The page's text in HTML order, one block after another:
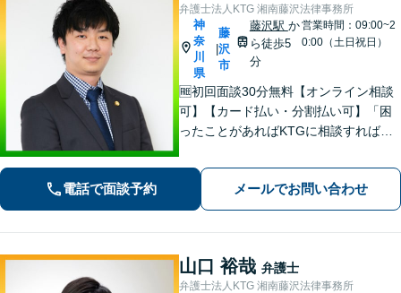
弁護士法人KTG 湘南藤沢法律事務所
神
奈
川
県
|
藤
沢
市
藤沢駅 か
ら徒歩5
分
営業時間：09:00~2
0:00（土日祝日）
🆓初回面談30分無料【オンライン相談
可】【カード払い・分割払い可】「困
ったことがあればKTGに相談すれば安
ストップサービスを提供しています。
お気軽にご相談ください。
電話で面談予約 メールでお問い合わせ
山口 裕哉 弁護士
弁護士法人KTG 湘南藤沢法律事務所